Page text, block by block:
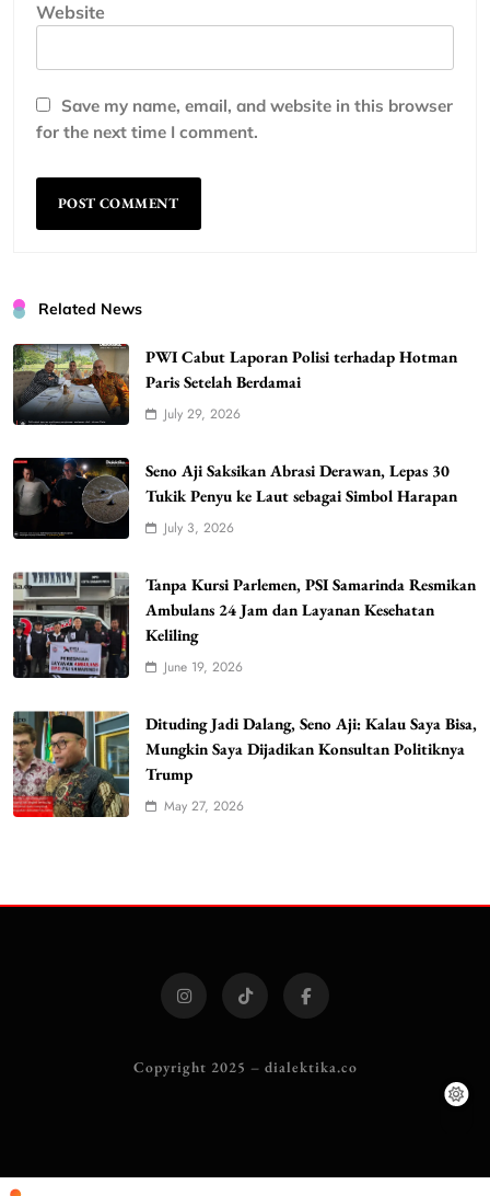
Website
Save my name, email, and website in this browser
for the next time I comment.
Related News
PWI Cabut Laporan Polisi terhadap Hotman
Paris Setelah Berdamai
July 29, 2026
Seno Aji Saksikan Abrasi Derawan, Lepas 30
Tukik Penyu ke Laut sebagai Simbol Harapan
July 3, 2026
Tanpa Kursi Parlemen, PSI Samarinda Resmikan
Ambulans 24 Jam dan Layanan Kesehatan
Keliling
June 19, 2026
Dituding Jadi Dalang, Seno Aji: Kalau Saya Bisa,
Mungkin Saya Dijadikan Konsultan Politiknya
Trump
May 27, 2026
Copyright 2025 – dialektika.co